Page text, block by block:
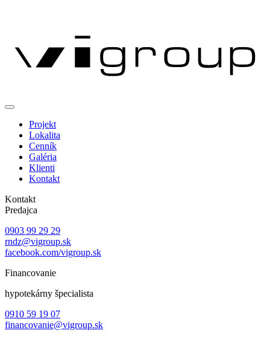
Projekt
Lokalita
Cenník
Galéria
Klienti
Kontakt
Kontakt
Predajca
0903 99 29 29
rndz@vigroup.sk
facebook.com/vigroup.sk
Financovanie
hypotekárny špecialista
0910 59 19 07
financovanie@vigroup.sk